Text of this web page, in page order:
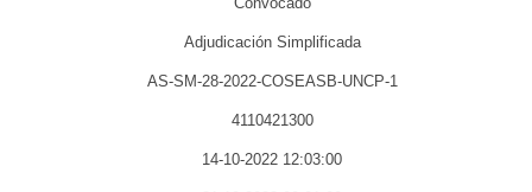
Adjudicación Simplificada
AS-SM-28-2022-COSEASB-UNCP-1
4110421300
14-10-2022 12:03:00